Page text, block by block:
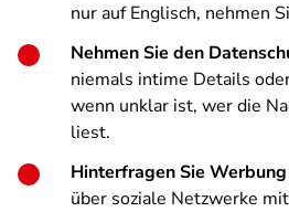
nur auf Englisch, nehmen
Nehmen Sie den
niemals intime Details
wenn unklar ist, wer die
liest.
Hinterfragen Sie
über soziale Netzwerke